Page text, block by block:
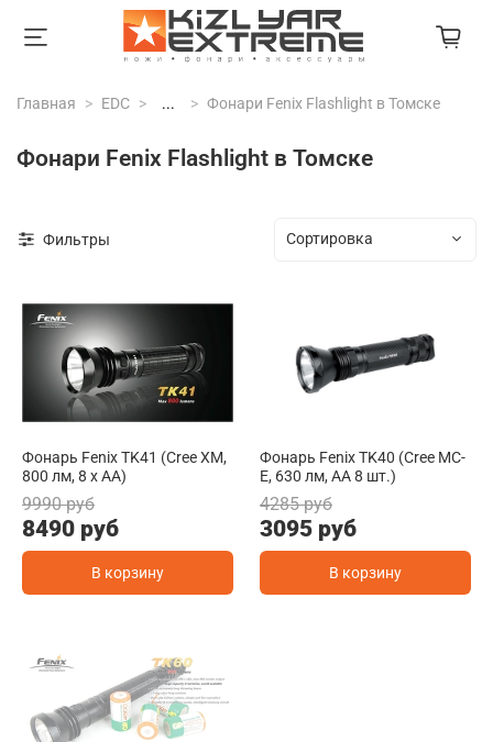
Главная EDC ... Фонари Fenix Flashlight в Томске
Фонари Fenix Flashlight в Томске
Фильтры
Фонарь Fenix TK41 (Cree XM,
800 лм, 8 х АА)
9990 руб
8490 руб
В корзину
Фонарь Fenix TK40 (Cree MC-
E, 630 лм, AA 8 шт.)
4285 руб
3095 руб
В корзину